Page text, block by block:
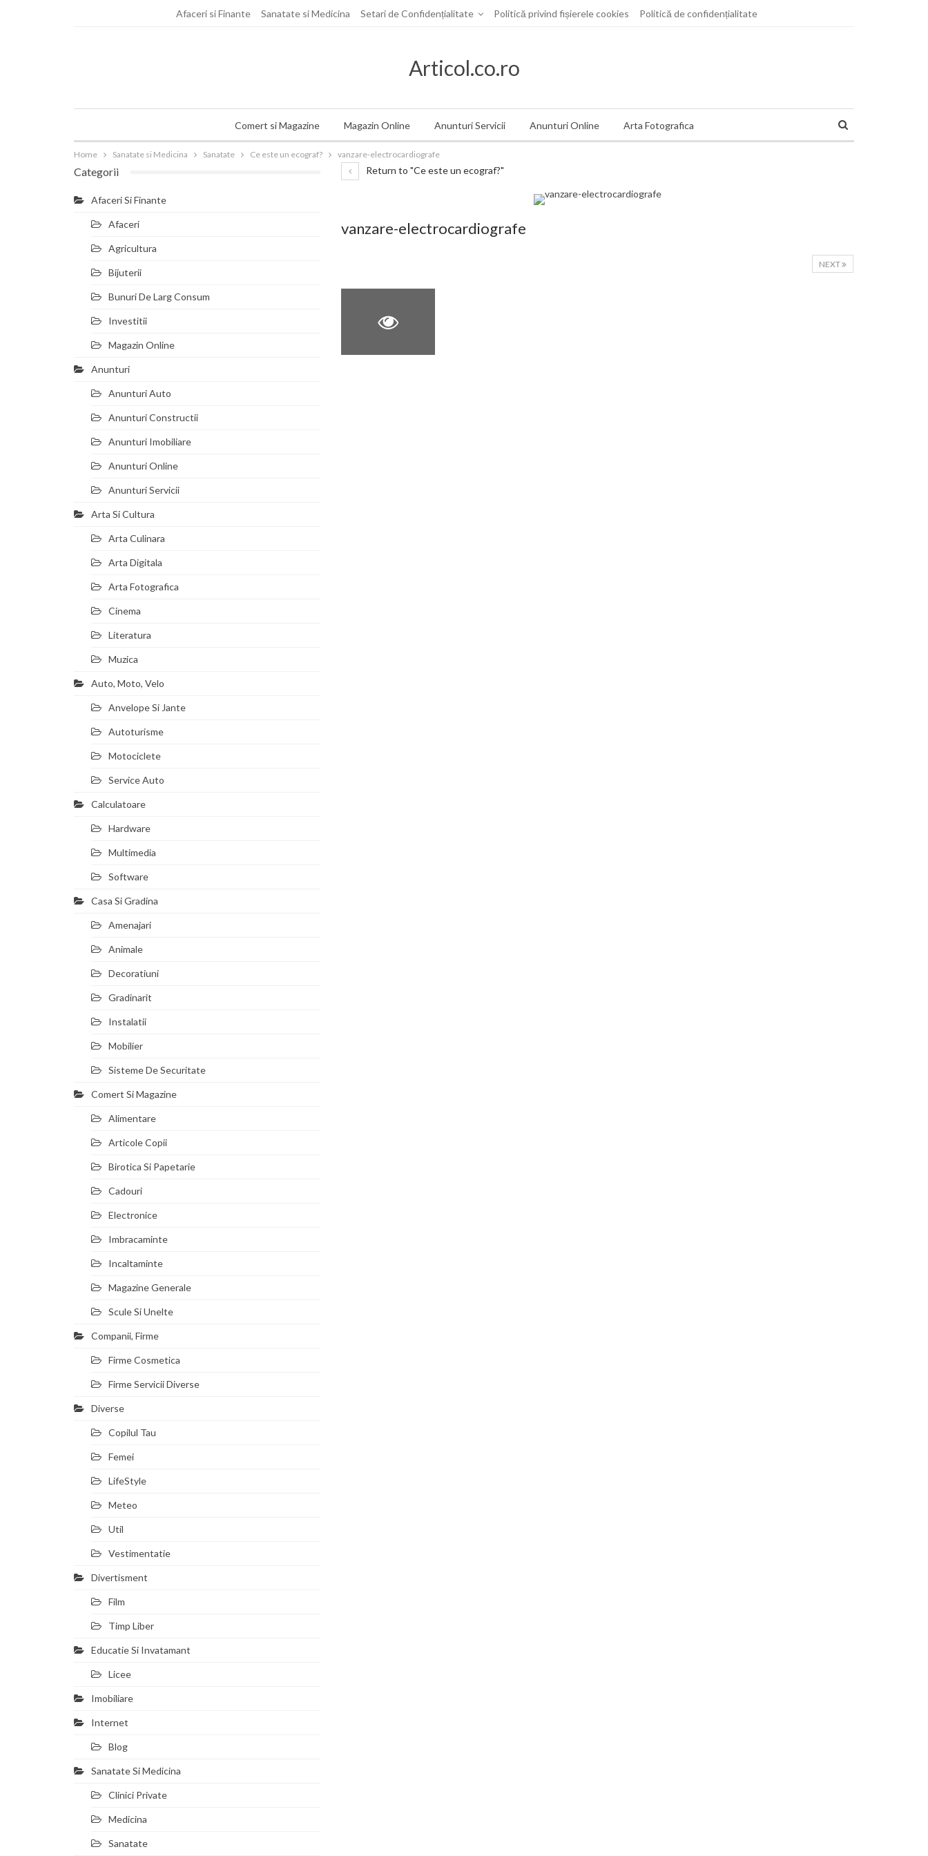
Afaceri si Finante Sanatate si Medicina Setari de Confidențialitate Politică privind fișierele cookies Politică de confidențialitate
Articol.co.ro
Comert si Magazine Magazin Online Anunturi Servicii Anunturi Online Arta Fotografica
Home Sanatate si Medicina Sanatate Ce este un ecograf? vanzare-electrocardiografe
Return to "Ce este un ecograf?"
vanzare-electrocardiografe
NEXT
Categorii
Afaceri Si Finante
Afaceri
Agricultura
Bijuterii
Bunuri De Larg Consum
Investitii
Magazin Online
Anunturi
Anunturi Auto
Anunturi Constructii
Anunturi Imobiliare
Anunturi Online
Anunturi Servicii
Arta Si Cultura
Arta Culinara
Arta Digitala
Arta Fotografica
Cinema
Literatura
Muzica
Auto, Moto, Velo
Anvelope Si Jante
Autoturisme
Motociclete
Service Auto
Calculatoare
Hardware
Multimedia
Software
Casa Si Gradina
Amenajari
Animale
Decoratiuni
Gradinarit
Instalatii
Mobilier
Sisteme De Securitate
Comert Si Magazine
Alimentare
Articole Copii
Birotica Si Papetarie
Cadouri
Electronice
Imbracaminte
Incaltaminte
Magazine Generale
Scule Si Unelte
Companii, Firme
Firme Cosmetica
Firme Servicii Diverse
Diverse
Copilul Tau
Femei
LifeStyle
Meteo
Util
Vestimentatie
Divertisment
Film
Timp Liber
Educatie Si Invatamant
Licee
Imobiliare
Internet
Blog
Sanatate Si Medicina
Clinici Private
Medicina
Sanatate